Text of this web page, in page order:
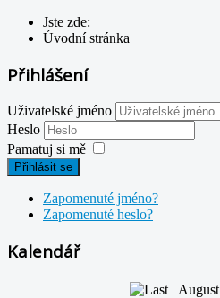
Jste zde:
Úvodní stránka
Přihlášení
Uživatelské jméno
Heslo
Pamatuj si mě
Přihlásit se
Zapomenuté jméno?
Zapomenuté heslo?
Kalendář
August